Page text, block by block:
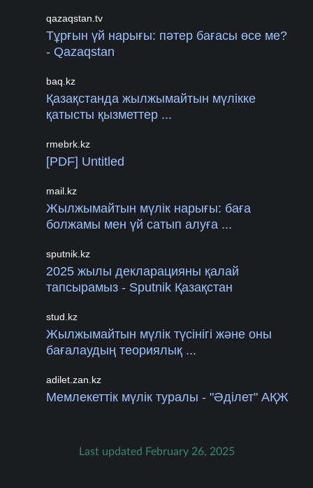
qazaqstan.tv
Тұрғын үй нарығы: пәтер бағасы өсе ме?
- Qazaqstan
baq.kz
Қазақстанда жылжымайтын мүлікке
қатысты қызметтер ...
rmebrk.kz
[PDF] Untitled
mail.kz
Жылжымайтын мүлік нарығы: баға
болжамы мен үй сатып алуға ...
sputnik.kz
2025 жылы декларацияны қалай
тапсырамыз - Sputnik Қазақстан
stud.kz
Жылжымайтын мүлік түсінігі және оны
бағалаудың теориялық ...
adilet.zan.kz
Мемлекеттік мүлік туралы - "Әділет" АҚЖ
Last updated February 26, 2025